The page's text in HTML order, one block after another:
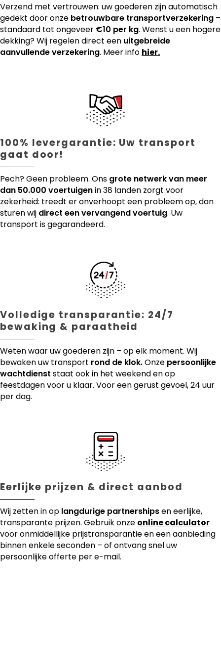
Verzend met vertrouwen: uw goederen zijn automatisch
gedekt door onze betrouwbare transportverzekering –
standaard tot ongeveer €10 per kg. Wenst u een hogere
dekking? Wij regelen direct een uitgebreide
aanvullende verzekering. Meer info hier.
100% levergarantie: Uw transport
gaat door!
Pech? Geen probleem. Ons grote netwerk van meer
dan 50.000 voertuigenin 38 landen zorgt voor
zekerheid: treedt er onverhoopt een probleem op, dan
sturen wij direct een vervangend voertuig. Uw
transport is gegarandeerd.
Volledige transparantie: 24/7
bewaking & paraatheid
Weten waar uw goederen zijn – op elk moment. Wij
bewaken uw transport rond de klok.Onze persoonlijke
wachtdienst staat ook in het weekend en op
feestdagen voor u klaar. Voor een gerust gevoel, 24 uur
per dag.
Eerlijke prijzen & direct aanbod
Wij zetten in op langdurige partnershipsen eerlijke,
transparante prijzen. Gebruik onze online calculator
voor onmiddellijke prijstransparantie en een aanbieding
binnen enkele seconden – of ontvang snel uw
persoonlijke offerte per e-mail.